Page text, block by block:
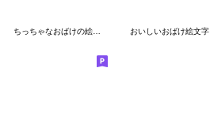
おいしいおばけ絵文字